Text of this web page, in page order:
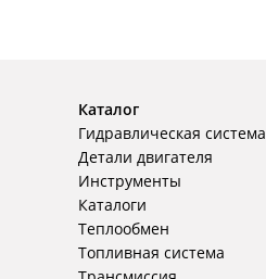
Каталог
Гидравлическая система
Детали двигателя
Инструменты
Каталоги
Теплообмен
Топливная система